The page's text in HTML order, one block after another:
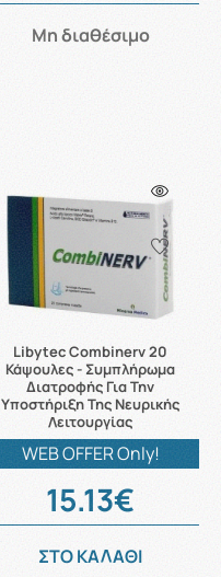
Μη διαθέσιμο
Libytec Combinerv 20
Κάψουλες - Συμπλήρωμα
Διατροφής Για Την
Υποστήριξη Της Νευρικής
Λειτουργίας
WEB OFFER Only!
15.13€
ΣΤΟ ΚΑΛΑΘΙ